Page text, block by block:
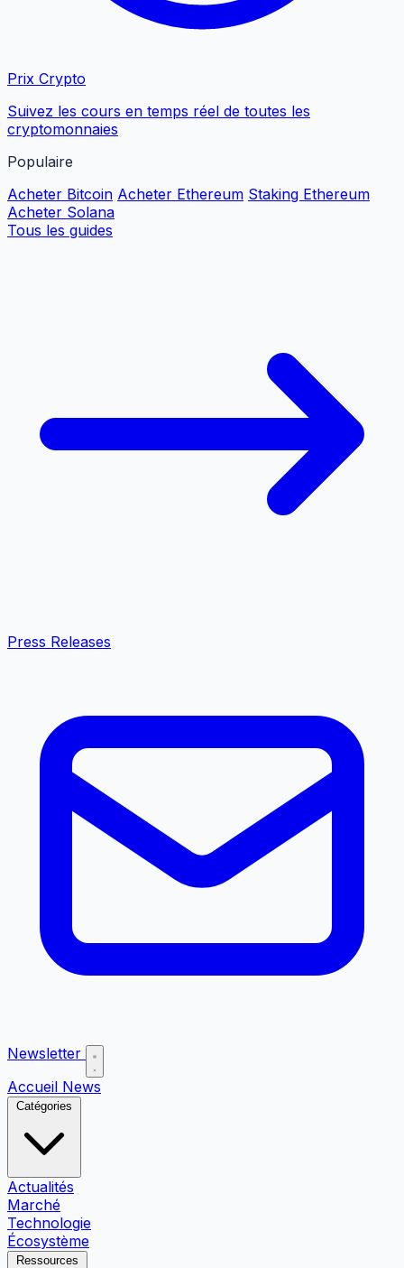
Prix Crypto
Suivez les cours en temps réel de toutes les
cryptomonnaies
Populaire
Acheter Bitcoin Acheter Ethereum Staking Ethereum
Acheter Solana
Tous les guides
Press Releases
Newsletter
Accueil News
Catégories
Actualités
Marché
Technologie
Écosystème
Ressources